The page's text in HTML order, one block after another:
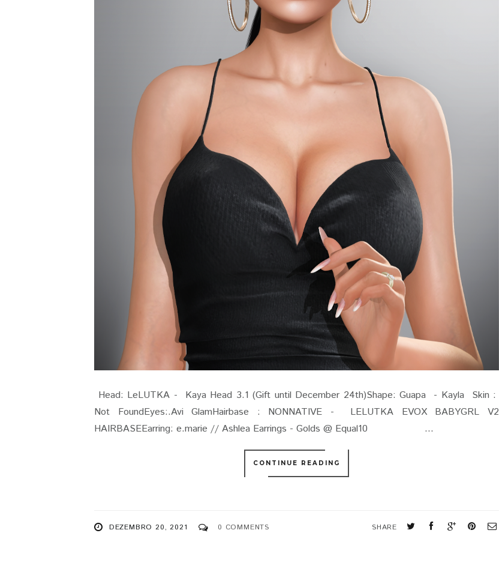
Head: LeLUTKA - Kaya Head 3.1 (Gift until December 24th)Shape: Guapa - Kayla Skin :
Not FoundEyes:.Avi GlamHairbase : NONNATIVE - LELUTKA EVOX BABYGRL V2
HAIRBASEEarring: e.marie // Ashlea Earrings - Golds @ Equal10 ...
CONTINUE READING
DEZEMBRO 20, 2021 0 COMMENTS SHARE